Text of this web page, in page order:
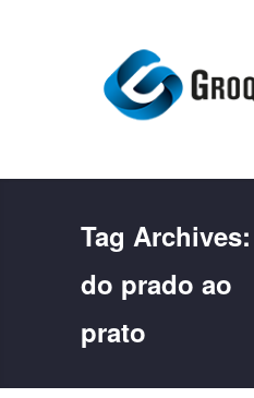
Tag Archives:
do prado ao
prato